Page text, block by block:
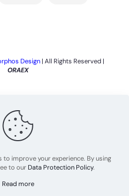
Design | All Rights Reserved |
ORAEX
improve your experience. By using
to our Data Protection Policy.
Read more